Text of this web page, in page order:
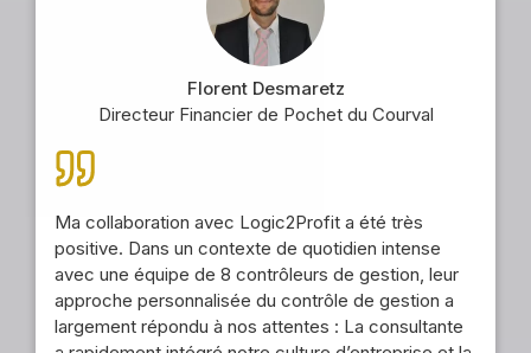
Florent Desmaretz
Directeur Financier de Pochet du Courval
Ma collaboration avec Logic2Profit a été très
positive. Dans un contexte de quotidien intense
avec une équipe de 8 contrôleurs de gestion, leur
approche personnalisée du contrôle de gestion a
largement répondu à nos attentes : La consultante